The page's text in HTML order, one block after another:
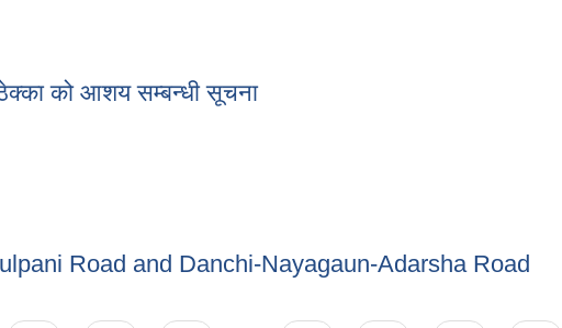
को आशय सम्बन्धी सूचना
Road and Danchi-Nayagaun-Adarsha Road